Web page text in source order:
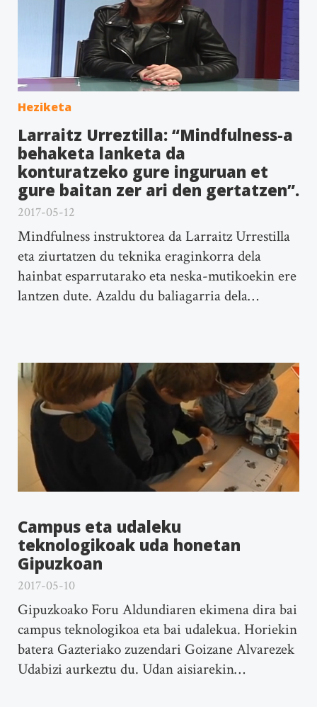
Heziketa
Larraitz Urreztilla: “Mindfulness-a
behaketa lanketa da
konturatzeko gure inguruan et
gure baitan zer ari den gertatzen”.
2017-05-12
Mindfulness instruktorea da Larraitz Urrestilla
eta ziurtatzen du teknika eraginkorra dela
hainbat esparrutarako eta neska-mutikoekin ere
lantzen dute. Azaldu du baliagarria dela…
Campus eta udaleku
teknologikoak uda honetan
Gipuzkoan
2017-05-10
Gipuzkoako Foru Aldundiaren ekimena dira bai
campus teknologikoa eta bai udalekua. Horiekin
batera Gazteriako zuzendari Goizane Alvarezek
Udabizi aurkeztu du. Udan aisiarekin…